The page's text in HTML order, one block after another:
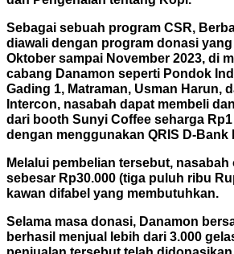
Sebagai sebuah program CSR,
diawali dengan program donasi
Oktober sampai November 2023, di
cabang Danamon seperti Pondok
Gading 1, Matraman, Usman Harun,
Intercon, nasabah dapat membeli
dari booth Sunyi Coffee seharga
dengan menggunakan QRIS D-Bank
Melalui pembelian tersebut,
sebesar Rp30.000 (tiga puluh ribu
kawan difabel yang membutuhkan.
Selama masa donasi, Danamon
berhasil menjual lebih dari 3.000